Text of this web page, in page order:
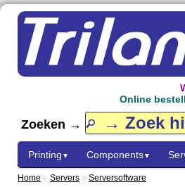
Online
Zoeken →
Printing ▼ Components▼
Home » Servers » Serversoftware